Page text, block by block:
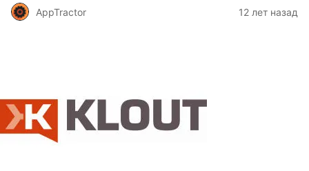
AppTractor 12 лет назад